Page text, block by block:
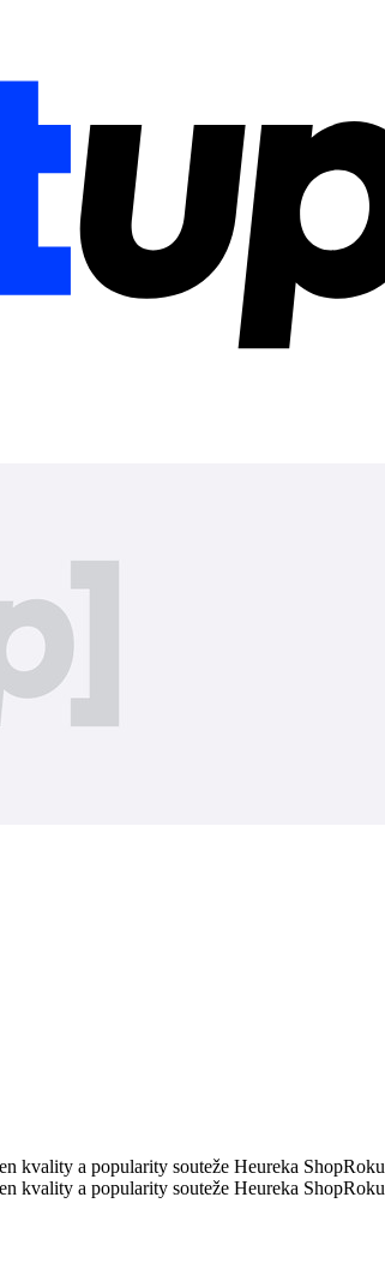
kvality a popularity souteže Heureka
kvality a popularity souteže Heureka